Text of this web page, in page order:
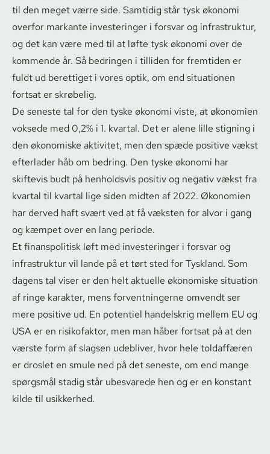
til den meget værre side. Samtidig står tysk økonomi
overfor markante investeringer i forsvar og infrastruktur,
og det kan være med til at løfte tysk økonomi over de
kommende år. Så bedringen i tilliden for fremtiden er
fuldt ud berettiget i vores optik, om end situationen
fortsat er skrøbelig.
De seneste tal for den tyske økonomi viste, at økonomien
voksede med 0,2% i 1. kvartal. Det er alene lille stigning i
den økonomiske aktivitet, men den spæde positive vækst
efterlader håb om bedring. Den tyske økonomi har
skiftevis budt på henholdsvis positiv og negativ vækst fra
kvartal til kvartal lige siden midten af 2022. Økonomien
har derved haft svært ved at få væksten for alvor i gang
og kæmpet over en lang periode.
Et finanspolitisk løft med investeringer i forsvar og
infrastruktur vil lande på et tørt sted for Tyskland. Som
dagens tal viser er den helt aktuelle økonomiske situation
af ringe karakter, mens for­vent­nin­ger­ne omvendt ser
mere positive ud. En potentiel handelskrig mellem EU og
USA er en risikofaktor, men man håber fortsat på at den
værste form af slagsen udebliver, hvor hele toldaffæren
er droslet en smule ned på det seneste, om end mange
spørgsmål stadig står ubesvarede hen og er en konstant
kilde til usikkerhed.